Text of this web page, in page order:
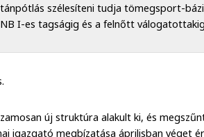
szélesíteni tudja tömegsport-
I-es tagságig és a felnőtt válogatottakig
új struktúra alakult ki, és
igazgató megbízatása áprilisban véget